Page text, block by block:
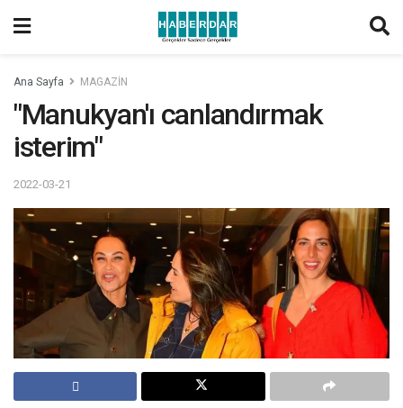
Ana Sayfa MAGAZİN
"Manukyan'ı canlandırmak
isterim"
2022-03-21